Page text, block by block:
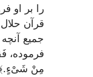
را بر او
قرآن
جميع آنچه
فرموده،
مِنْ